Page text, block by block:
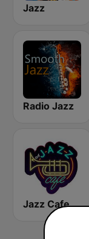
Jazz
Radio Jazz
Jazz Cafe